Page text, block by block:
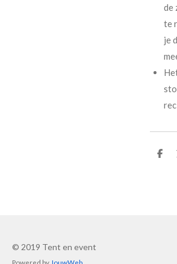
de
te
je
D
© 2019 Tent en event
Powered by JouwWeb